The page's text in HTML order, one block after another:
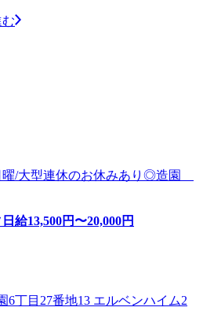
曜/大型連休のお休みあり◎造園
日給13,500円〜20,000円
6丁目27番地13 エルベンハイム2